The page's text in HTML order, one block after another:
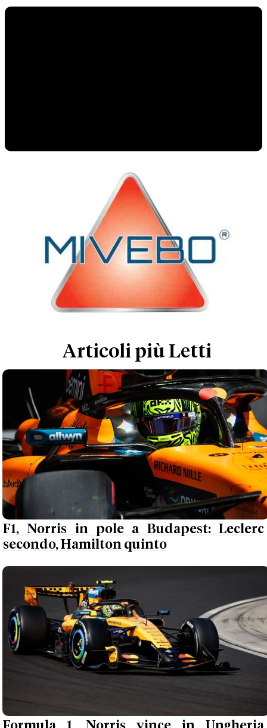
Articoli più Letti
F1, Norris in pole a Budapest: Leclerc
secondo, Hamilton quinto